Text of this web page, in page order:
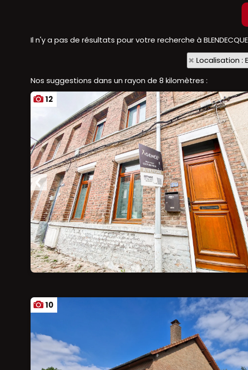
Il n'y a pas de résultats pour votre recherche à
Localisation :
Nos suggestions dans un rayon de 8 kilomètres :
12
Ajouter aux favoris
10